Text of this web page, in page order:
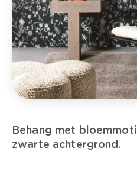
Behang met
zwarte achtergrond.